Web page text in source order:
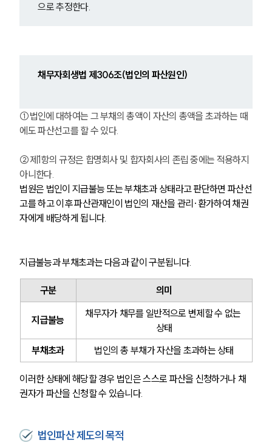
으로 추정한다.
채무자회생법 제306조(법인의 파산원인)
①법인에 대하여는 그 부채의 총액이 자산의 총액을 초과하는 때
에도 파산선고를 할 수 있다.
②제1항의 규정은 합명회사 및 합자회사의 존립 중에는 적용하지
아니한다.
법원은 법인이 지급불능 또는 부채초과 상태라고 판단하면 파산선
고를 하고 이후 파산관재인이 법인의 재산을 관리·환가하여 채권
자에게 배당하게 됩니다.
지급불능과 부채초과는 다음과 같이 구분됩니다.
구분 의미
지급불능
채무자가 채무를 일반적으로 변제할 수 없는
상태
부채초과
법인의 총 부채가 자산을 초과하는 상태
이러한 상태에 해당할 경우 법인은 스스로 파산을 신청하거나 채
권자가 파산을 신청할 수 있습니다.
법인파산 제도의 목적